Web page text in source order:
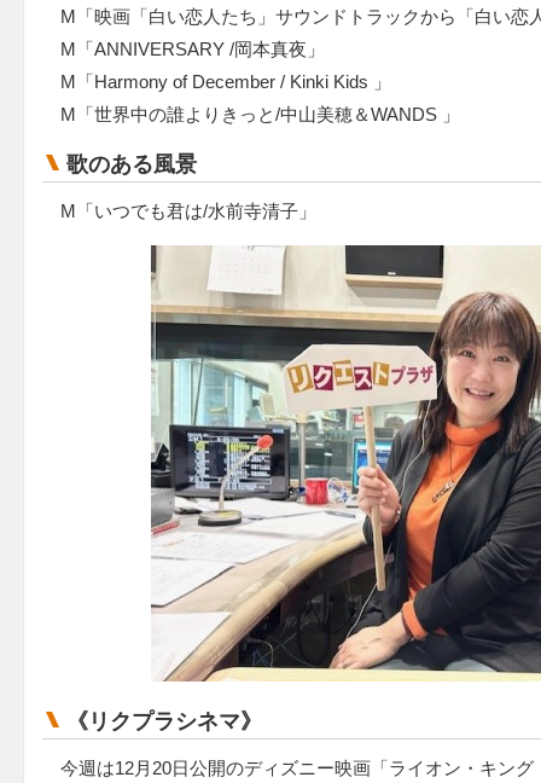
M「映画「白い恋人たち」サウンドトラックから「白い恋
M「ANNIVERSARY /岡本真夜」
M「Harmony of December / Kinki Kids 」
M「世界中の誰よりきっと/中山美穂＆WANDS 」
歌のある風景
M「いつでも君は/水前寺清子」
《リクプラシネマ》
今週は12月20日公開のディズニー映画「ライオン・キン